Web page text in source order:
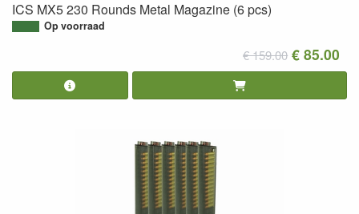
ICS MX5 230 Rounds Metal Magazine (6 pcs)
Op voorraad
€ 159.00 € 85.00